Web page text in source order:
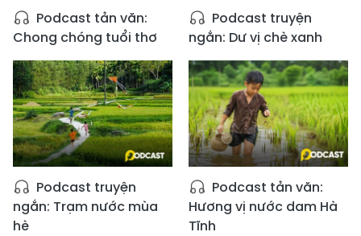
Podcast tản văn:
Chong chóng tuổi thơ
Podcast truyện
ngắn: Dư vị chè xanh
Podcast truyện
ngắn: Trạm nước mùa
hè
Podcast tản văn:
Hương vị nước dam Hà
Tĩnh